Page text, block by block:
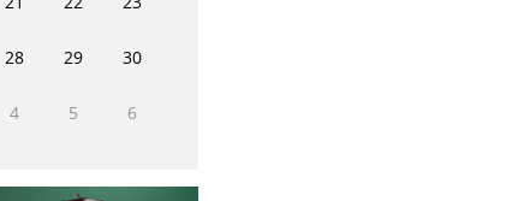
28 29 30
4 5 6